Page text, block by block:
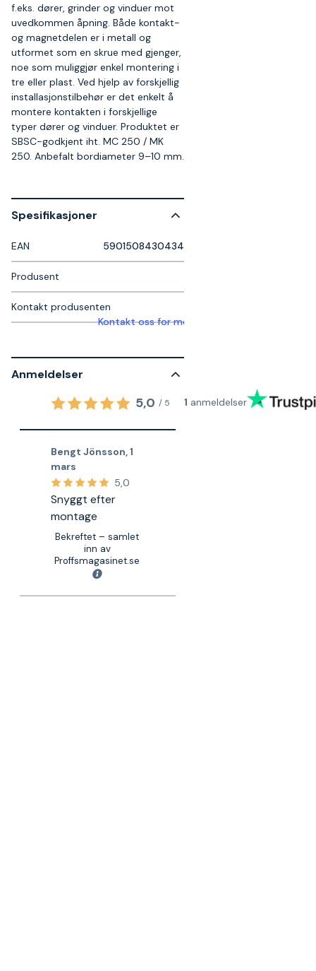
f.eks. dører, grinder og vinduer mot
uvedkommen åpning. Både kontakt-
og magnetdelen er i metall og
utformet som en skrue med gjenger,
noe som muliggjør enkel montering i
tre eller plast. Ved hjelp av forskjellig
installasjonstilbehør er det enkelt å
montere kontakten i forskjellige
typer dører og vinduer. Produktet er
SBSC-godkjent iht. MC 250 / MK
250. Anbefalt bordiameter 9–10 mm.
Spesifikasjoner
EAN 5901508430434
Produsent
Kontakt produsenten
Kontakt oss for mer informasjon
Anmeldelser
5,0 / 5 1 anmeldelser
Bengt Jönsson ,1
mars
5,0
Snyggt efter
montage
Bekreftet – samlet
inn av
Proffsmagasinet.se